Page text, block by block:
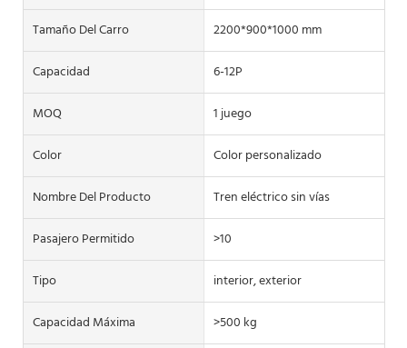
Tamaño Del Carro
2200*900*1000 mm
Capacidad
6-12P
MOQ
1 juego
Color
Color personalizado
Nombre Del Producto
Tren eléctrico sin vías
Pasajero Permitido
>10
Tipo
interior, exterior
Capacidad Máxima
>500 kg